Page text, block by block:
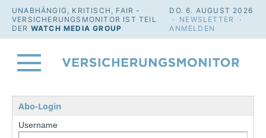
UNABHÄNGIG, KRITISCH, FAIR -
VERSICHERUNGSMONITOR IST TEIL
DER WATCH MEDIA GROUP
DO. 6. AUGUST 2026
· NEWSLETTER
·
ANMELDEN
Abo-Login
Username